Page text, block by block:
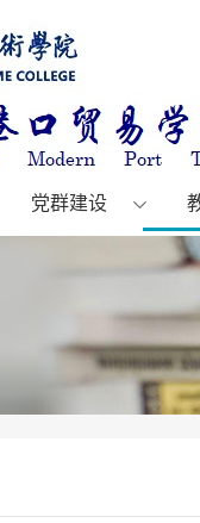
党群建设